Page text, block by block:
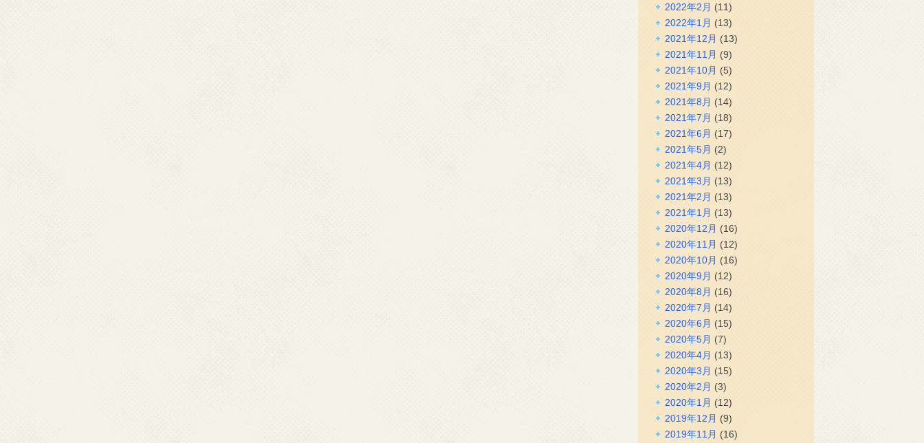
2022年2月 (11)
2022年1月 (13)
2021年12月 (13)
2021年11月 (9)
2021年10月 (5)
2021年9月 (12)
2021年8月 (14)
2021年7月 (18)
2021年6月 (17)
2021年5月 (2)
2021年4月 (12)
2021年3月 (13)
2021年2月 (13)
2021年1月 (13)
2020年12月 (16)
2020年11月 (12)
2020年10月 (16)
2020年9月 (12)
2020年8月 (16)
2020年7月 (14)
2020年6月 (15)
2020年5月 (7)
2020年4月 (13)
2020年3月 (15)
2020年2月 (3)
2020年1月 (12)
2019年12月 (9)
2019年11月 (16)